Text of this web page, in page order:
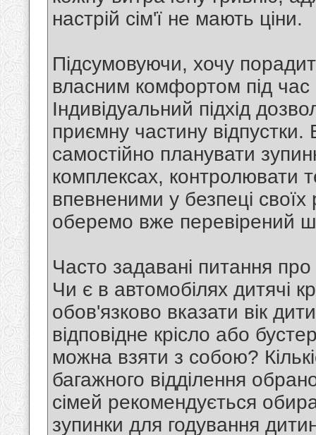
настрій сім'ї не мають ціни.
Підсумовуючи, хочу
власним комфортом під час
Індивідуальний підхід
приємну частину
самостійно планувати
комплексах, контролювати
впевненими у безпеці
оберемо вже перевірений
Часто задавані питання
Чи є в автомобілях дитячі
обов'язково вказати вік
відповідне крісло або
можна взяти з собою?
багажного відділення
сімей рекомендується
зупинки для годування